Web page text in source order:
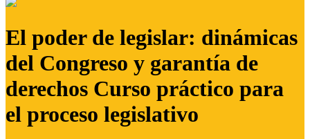
El poder de legislar: dinámicas
del Congreso y garantía de
derechos Curso práctico para
el proceso legislativo